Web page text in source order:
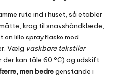
rute ind i huset, så etabler
måtte, krog til snavs­håndklæde,
en lille sprayflaske med
Vælg vaskbare tekstiler
kan tåle 60 °C) og udskift
færre, men bedregenstande i